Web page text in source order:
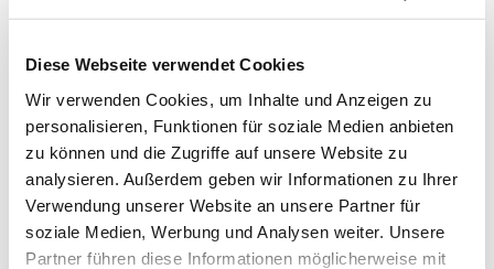
Diese Webseite verwendet Cookies
Wir verwenden Cookies, um Inhalte und Anzeigen zu
personalisieren, Funktionen für soziale Medien anbieten
zu können und die Zugriffe auf unsere Website zu
analysieren. Außerdem geben wir Informationen zu Ihrer
Verwendung unserer Website an unsere Partner für
soziale Medien, Werbung und Analysen weiter. Unsere
Partner führen diese Informationen möglicherweise mit
Sie sind an einem
aussagekräftigen Oldtimer
Wertgutachten interessiert oder
benötigen den Rat eines
kompetenten Kfz-Gutachters
bezüglich der Kfz-Bewertung?